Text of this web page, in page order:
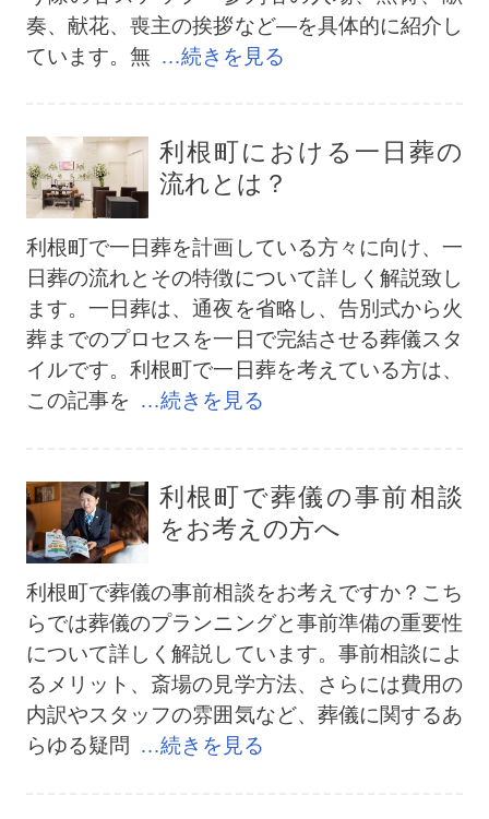
奏、献花、喪主の挨拶など―を具体的に紹介し
ています。無 …続きを見る
利根町における一日葬の
流れとは？
利根町で一日葬を計画している方々に向け、一
日葬の流れとその特徴について詳しく解説致し
ます。一日葬は、通夜を省略し、告別式から火
葬までのプロセスを一日で完結させる葬儀スタ
イルです。利根町で一日葬を考えている方は、
この記事を
…続きを見る
利根町で葬儀の事前相談
をお考えの方へ
利根町で葬儀の事前相談をお考えですか？こち
らでは葬儀のプランニングと事前準備の重要性
について詳しく解説しています。事前相談によ
るメリット、斎場の見学方法、さらには費用の
内訳やスタッフの雰囲気など、葬儀に関するあ
らゆる疑問
…続きを見る